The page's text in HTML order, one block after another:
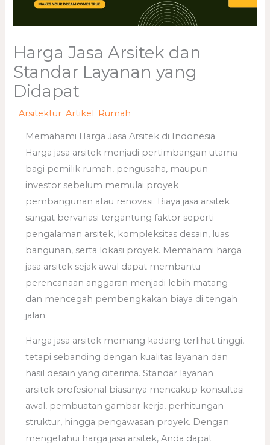
Harga Jasa Arsitek dan
Standar Layanan yang
Didapat
/Arsitektur ,Artikel Rumah
Memahami Harga Jasa Arsitek di Indonesia
Harga jasa arsitek menjadi pertimbangan utama
bagi pemilik rumah, pengusaha, maupun
investor sebelum memulai proyek
pembangunan atau renovasi. Biaya jasa arsitek
sangat bervariasi tergantung faktor seperti
pengalaman arsitek, kompleksitas desain, luas
bangunan, serta lokasi proyek. Memahami harga
jasa arsitek sejak awal dapat membantu
perencanaan anggaran menjadi lebih matang
dan mencegah pembengkakan biaya di tengah
jalan.
Harga jasa arsitek memang kadang terlihat tinggi,
tetapi sebanding dengan kualitas layanan dan
hasil desain yang diterima. Standar layanan
arsitek profesional biasanya mencakup konsultasi
awal, pembuatan gambar kerja, perhitungan
struktur, hingga pengawasan proyek. Dengan
mengetahui harga jasa arsitek, Anda dapat